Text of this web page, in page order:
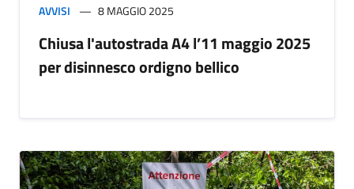
AVVISI 8 MAGGIO 2025
Chiusa l'autostrada A4 l’11 maggio 2025
per disinnesco ordigno bellico